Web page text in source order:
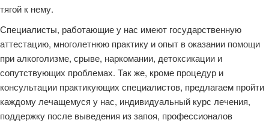
тягой к нему.
Специалисты, работающие у нас имеют государственную
аттестацию, многолетнюю практику и опыт в оказании помощи
при алкоголизме, срыве, наркомании, детоксикации и
сопутствующих проблемах. Так же, кроме процедур и
консультации практикующих специалистов, предлагаем пройти
каждому лечащемуся у нас, индивидуальный курс лечения,
поддержку после выведения из запоя, профессионалов